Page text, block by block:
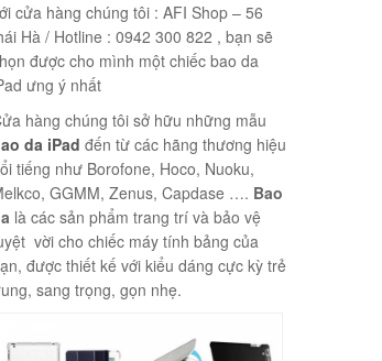
cửa hàng chúng tôi : AFI Shop – 56
Hà / Hotline : 0942 300 822 , bạn sẽ
được cho mình một chiếc bao da
ưng ý nhất
hàng chúng tôi sở hữu những mẫu
da iPad đến từ các hãng thương hiệu
tiếng như Borofone, Hoco, Nuoku,
GGMM, Zenus, Capdase …. Bao
là các sản phẩm trang trí và bảo vệ
vời cho chiếc máy tính bảng của
được thiết kế với kiểu dáng cực kỳ trẻ
sang trọng, gọn nhẹ.